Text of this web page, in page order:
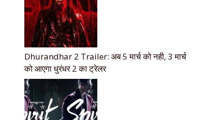
Dhurandhar 2 Trailer: अब 5 मार्च को नही, 3 मार्च
को आएगा धुरंधर 2 का ट्रेलर